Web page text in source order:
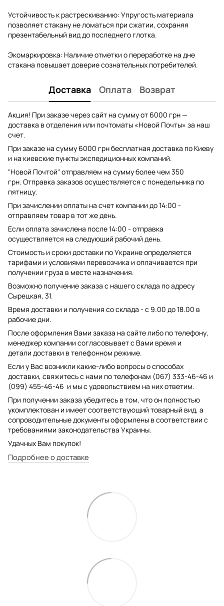
Устойчивость к растрескиванию: Упругость материала
позволяет стакану не ломаться при сжатии, сохраняя
презентабельный вид до последнего глотка.
Экомаркировка: Наличие отметки о переработке на дне
стакана повышает доверие сознательных потребителей.
Доставка Оплата Возврат
Акция! При заказе через сайт на сумму от 6000 грн —
доставка в отделения или почтоматы «Новой Почты» за наш
счет.
При заказе на сумму 6000 грн бесплатная доставка по Киеву
и на киевские пункты экспедиционных компаний.
"Новой Почтой" отправляем на сумму более чем 350
грн. Отправка заказов осуществляется с понедельника по
пятницу.
При зачислении оплаты на счет компании до 14:00 -
отправляем товар в тот же день.
Если оплата зачислена после 14:00 - отправка
осуществляется на следующий рабочий день.
Стоимость и сроки доставки по Украине определяется
тарифами и условиями перевозчика и оплачивается при
получении груза в месте назначения.
Возможно получение заказа с нашего склада по адресу
Сырецкая, 31.
Время доставки и получения со склада - с 9.00 до 18.00 в
рабочие дни.
После оформления Вами заказа на сайте либо по телефону,
менеджер компании согласовывает с Вами время и
детали доставки в телефонном режиме.
Если у Вас возникли какие-либо вопросы о способах
доставки, свяжитесь с нами по телефонам (067) 333-46-46 и
(099) 455-46-46 и мы с удовольствием на них ответим.
При получении заказа убедитесь в том, что он полностью
укомплектован и имеет соответствующий товарный вид, а
сопроводительные документы оформлены в соответствии с
требованиями законодательства Украины.
Удачных Вам покупок!
Подробнее о доставке